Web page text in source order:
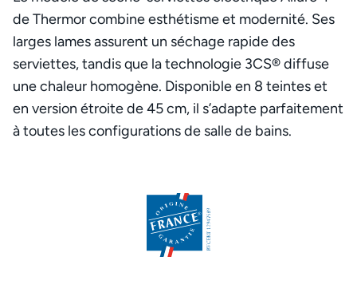
de Thermor combine esthétisme et modernité. Ses
larges lames assurent un séchage rapide des
serviettes, tandis que la technologie 3CS® diffuse
une chaleur homogène. Disponible en 8 teintes et
en version étroite de 45 cm, il s’adapte parfaitement
à toutes les configurations de salle de bains.